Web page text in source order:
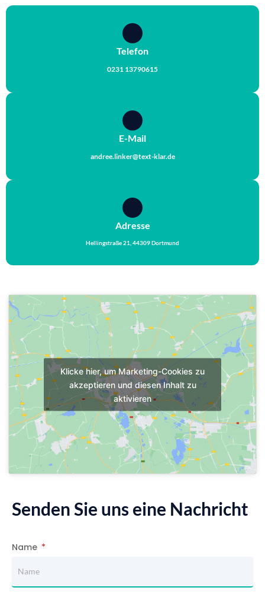
Telefon
0231 13790615
E-Mail
andree.linker@text-klar.de
Adresse
Hellingstraße 21, 44309 Dortmund
Klicke hier, um Marketing-Cookies zu
akzeptieren und diesen Inhalt zu
aktivieren
Senden Sie uns eine Nachricht
Name